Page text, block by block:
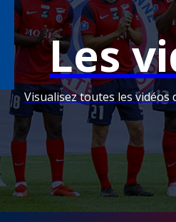
Les
Visualisez toutes les vidéos